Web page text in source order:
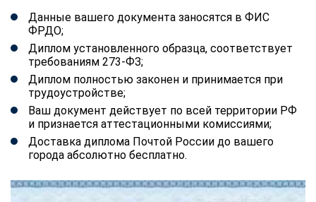
Данные вашего документа заносятся в ФИС
ФРДО;
Диплом установленного образца, соответствует
требованиям 273-ФЗ;
Диплом полностью законен и принимается при
трудоустройстве;
Ваш документ действует по всей территории РФ
и признается аттестационными комиссиями;
Доставка диплома Почтой России до вашего
города абсолютно бесплатно.